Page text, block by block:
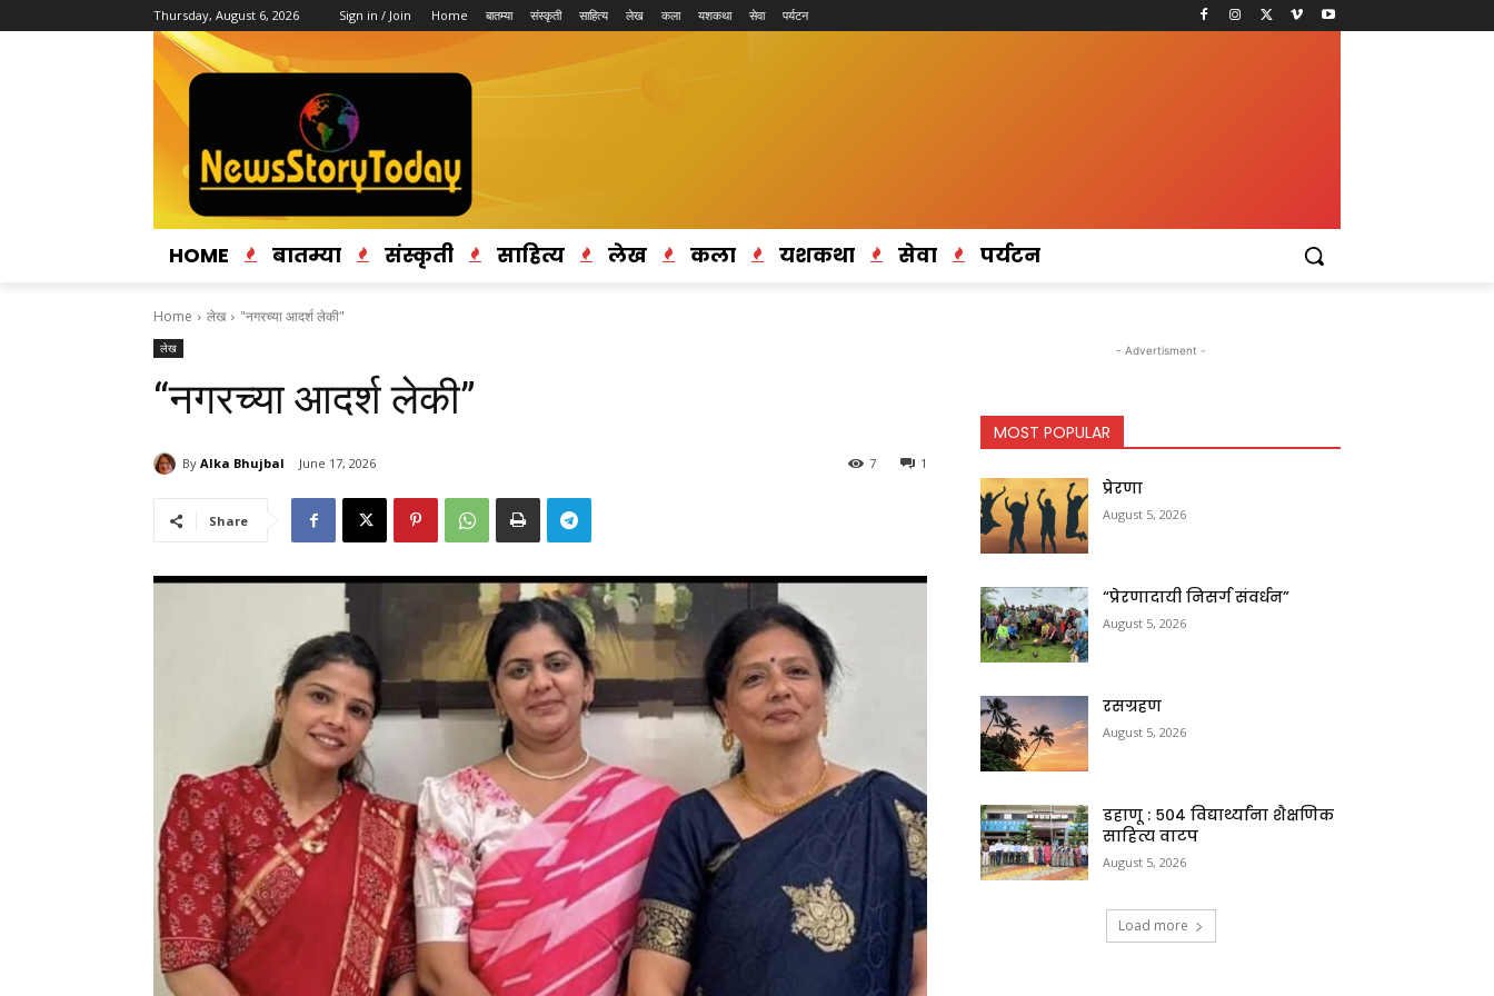
Thursday, August 6, 2026 Sign in / Join Home बातम्या संस्कृती साहित्य लेख कला यशकथा सेवा पर्यटन
HOME बातम्या संस्कृती साहित्य लेख कला यशकथा सेवा पर्यटन
Home लेख "नगरच्या आदर्श लेकी"
लेख
“नगरच्या आदर्श लेकी”
By Alka Bhujbal June 17, 2026 1
7
Share
- Advertisment -
MOST POPULAR
प्रेरणा
August 5, 2026
“प्रेरणादायी निसर्ग संवर्धन”
August 5, 2026
रसग्रहण
August 5, 2026
डहाणू : ५०४ विद्यार्थ्यांना शैक्षणिक
साहित्य वाटप
August 5, 2026
Load more